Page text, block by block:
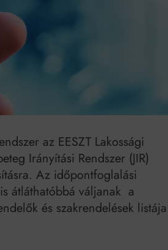
technológia akkor működik, ha jól van felújítva
az EESZT Lakossági
Irányítási Rendszer (JIR)
Az időpontfoglalási
átláthatóbbá váljanak a
és szakrendelések listája